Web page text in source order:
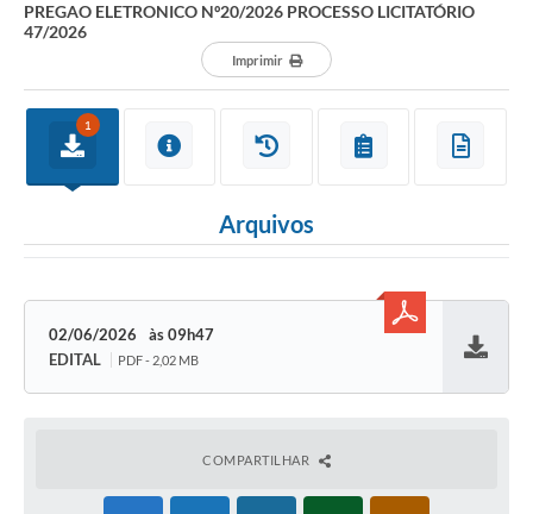
PREGAO ELETRONICO Nº20/2026 PROCESSO LICITATÓRIO
47/2026
Imprimir
1
Arquivos
02/06/2026
09h47
EDITAL
PDF - 2,02 MB
COMPARTILHAR